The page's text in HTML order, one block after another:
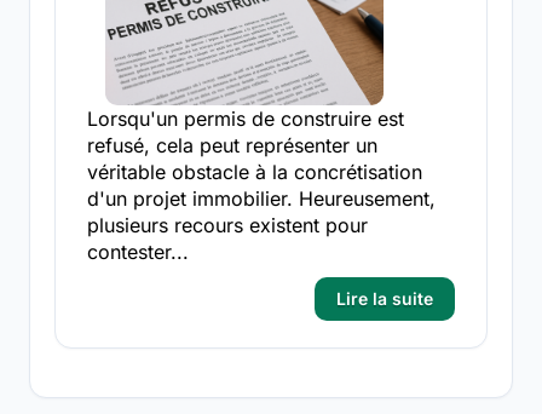
Lorsqu'un permis de construire est
refusé, cela peut représenter un
véritable obstacle à la concrétisation
d'un projet immobilier. Heureusement,
plusieurs recours existent pour
contester...
Lire la suite